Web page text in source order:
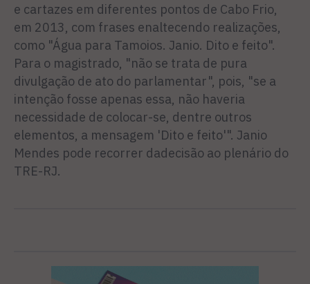
e cartazes em diferentes pontos de Cabo Frio,
em 2013, com frases enaltecendo realizações,
como "Água para Tamoios. Janio. Dito e feito".
Para o magistrado, "não se trata de pura
divulgação de ato do parlamentar", pois, "se a
intenção fosse apenas essa, não haveria
necessidade de colocar-se, dentre outros
elementos, a mensagem 'Dito e feito'". Janio
Mendes pode recorrer dadecisão ao plenário do
TRE-RJ.